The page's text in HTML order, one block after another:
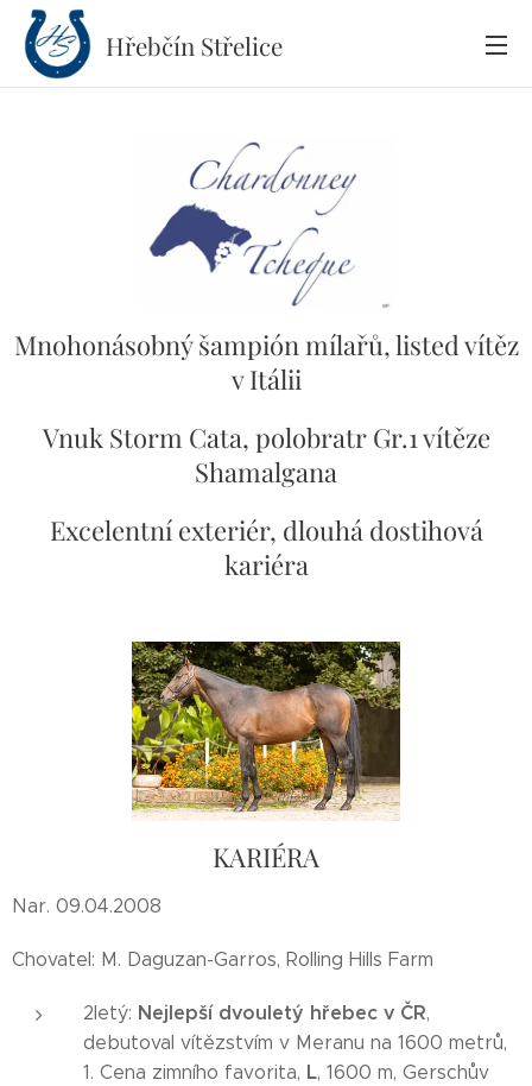
Hřebčín Střelice
Mnohonásobný šampión mílařů, listed vítěz
v Itálii
Vnuk Storm Cata, polobratr Gr.1 vítěze
Shamalgana
Excelentní exteriér, dlouhá dostihová
kariéra
KARIÉRA
Nar. 09.04.2008
Chovatel: M. Daguzan-Garros, Rolling Hills Farm
2letý: Nejlepší dvouletý hřebec v ČR,
debutoval vítězstvím v Meranu na 1600 metrů,
1. Cena zimního favorita, L, 1600 m, Gerschův